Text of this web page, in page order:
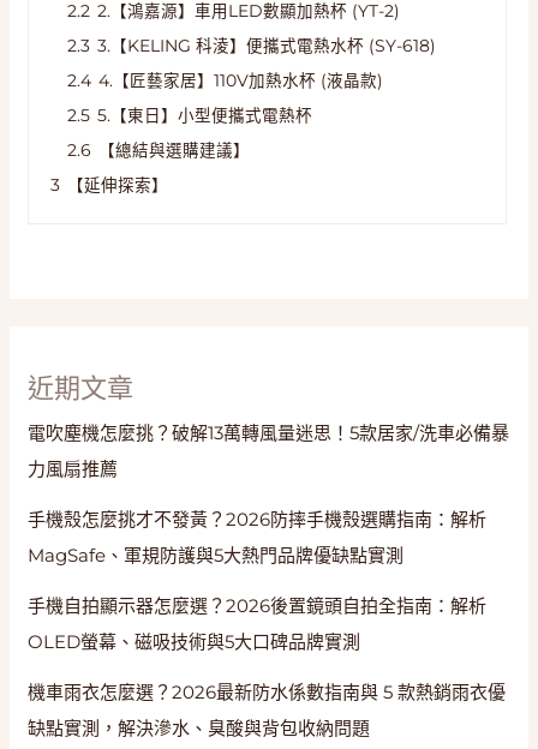
2.2 2.【鴻嘉源】車用LED數顯加熱杯 (YT-2)
2.3 3.【KELING 科淩】便攜式電熱水杯 (SY-618)
2.4 4.【匠藝家居】110V加熱水杯 (液晶款)
2.5 5.【東日】小型便攜式電熱杯
2.6
【總結與選購建議】
3
【延伸探索】
近期文章
電吹塵機怎麼挑？破解13萬轉風量迷思！5款居家/洗車必備暴
力風扇推薦
手機殼怎麼挑才不發黃？2026防摔手機殼選購指南：解析
MagSafe、軍規防護與5大熱門品牌優缺點實測
手機自拍顯示器怎麼選？2026後置鏡頭自拍全指南：解析
OLED螢幕、磁吸技術與5大口碑品牌實測
機車雨衣怎麼選？2026最新防水係數指南與 5 款熱銷雨衣優
缺點實測，解決滲水、臭酸與背包收納問題